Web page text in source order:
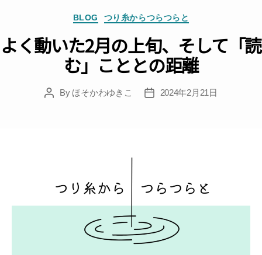
Categories
BLOG つり糸からつらつらと
よく動いた2月の上旬、そして「読
む」こととの距離
PostBy ほそかわゆきこ
Post2024年2月21日